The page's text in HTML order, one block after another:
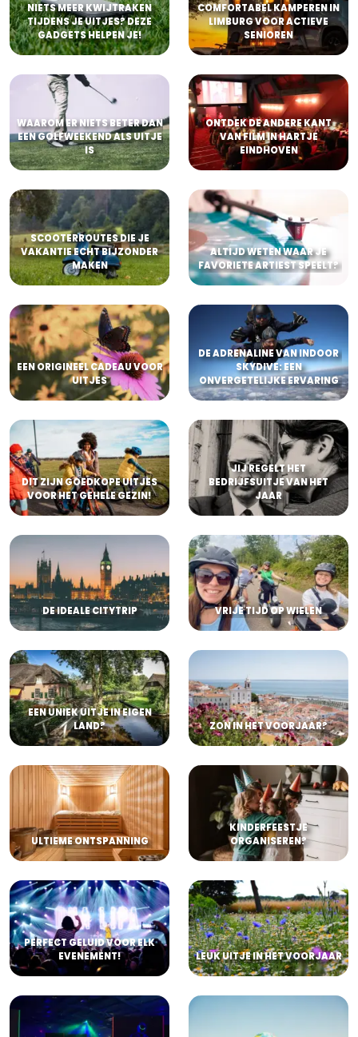
NIETS MEER KWIJTRAKEN
TIJDENS JE UITJES? DEZE
GADGETS HELPEN JE!
COMFORTABEL KAMPEREN IN
LIMBURG VOOR ACTIEVE
SENIOREN
WAAROM ER NIETS BETER DAN
EEN GOLFWEEKEND ALS UITJE
IS
ONTDEK DE ANDERE KANT
VAN FILM IN HARTJE
EINDHOVEN
SCOOTERROUTES DIE JE
VAKANTIE ECHT BIJZONDER
MAKEN
ALTIJD WETEN WAAR JE
FAVORIETE ARTIEST SPEELT?
EEN ORIGINEEL CADEAU VOOR
UITJES
DE ADRENALINE VAN INDOOR
SKYDIVE: EEN
ONVERGETELIJKE ERVARING
DIT ZIJN GOEDKOPE UITJES
VOOR HET GEHELE GEZIN!
JIJ REGELT HET
BEDRIJFSUITJE VAN HET
JAAR
DE IDEALE CITYTRIP VRIJE TIJD OP WIELEN
EEN UNIEK UITJE IN EIGEN
LAND?
ZON IN HET VOORJAAR?
ULTIEME ONTSPANNING
KINDERFEESTJE
ORGANISEREN?
PERFECT GELUID VOOR ELK
EVENEMENT!
LEUK UITJE IN HET VOORJAAR